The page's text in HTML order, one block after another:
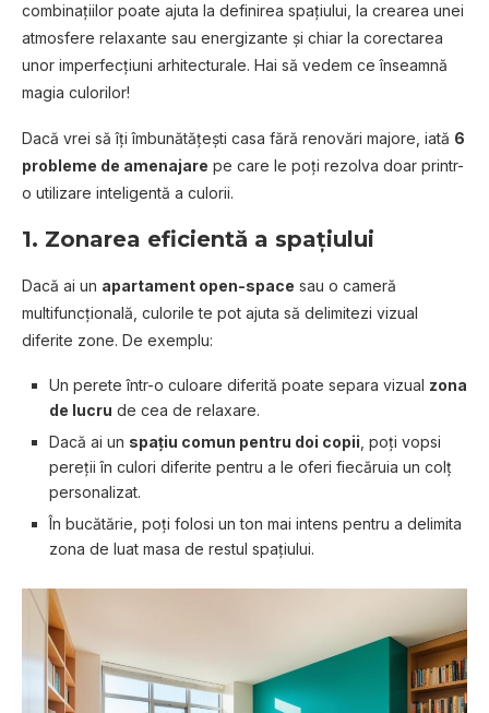
combinațiilor poate ajuta la definirea spațiului, la crearea unei
atmosfere relaxante sau energizante și chiar la corectarea
unor imperfecțiuni arhitecturale. Hai să vedem ce înseamnă
magia culorilor!
Dacă vrei să îți îmbunătățești casa fără renovări majore, iată 6
probleme de amenajare pe care le poți rezolva doar printr-
o utilizare inteligentă a culorii.
1. Zonarea eficientă a spațiului
Dacă ai un apartament open-space sau o cameră
multifuncțională, culorile te pot ajuta să delimitezi vizual
diferite zone. De exemplu:
Un perete într-o culoare diferită poate separa vizual zona
de lucru de cea de relaxare.
Dacă ai un spațiu comun pentru doi copii , poți vopsi
pereții în culori diferite pentru a le oferi fiecăruia un colț
personalizat.
În bucătărie, poți folosi un ton mai intens pentru a delimita
zona de luat masa de restul spațiului.